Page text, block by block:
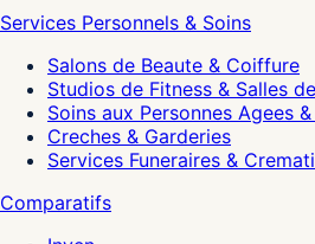
Services Personnels & Soins
Salons de Beaute & Coiffure
Studios de Fitness & Salles
Soins aux Personnes Agees
Creches & Garderies
Services Funeraires &
Comparatifs